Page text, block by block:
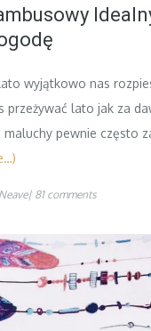
wyjątkowo nas
przeżywać lato jak za
maluchy pewnie często
Neave 81 comments